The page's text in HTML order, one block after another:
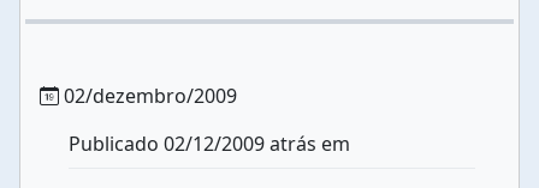
02/dezembro/2009
Publicado 02/12/2009 atrás em